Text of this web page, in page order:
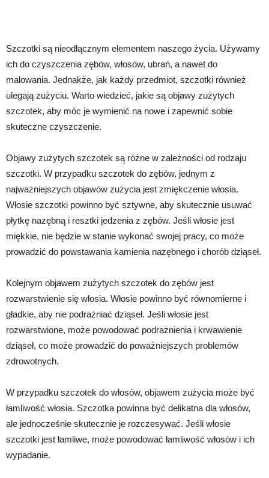
Szczotki są nieodłącznym elementem naszego życia. Używamy
ich do czyszczenia zębów, włosów, ubrań, a nawet do
malowania. Jednakże, jak każdy przedmiot, szczotki również
ulegają zużyciu. Warto wiedzieć, jakie są objawy zużytych
szczotek, aby móc je wymienić na nowe i zapewnić sobie
skuteczne czyszczenie.
Objawy zużytych szczotek są różne w zależności od rodzaju
szczotki. W przypadku szczotek do zębów, jednym z
najważniejszych objawów zużycia jest zmiękczenie włosia.
Włosie szczotki powinno być sztywne, aby skutecznie usuwać
płytkę nazębną i resztki jedzenia z zębów. Jeśli włosie jest
miękkie, nie będzie w stanie wykonać swojej pracy, co może
prowadzić do powstawania kamienia nazębnego i chorób dziąseł.
Kolejnym objawem zużytych szczotek do zębów jest
rozwarstwienie się włosia. Włosie powinno być równomierne i
gładkie, aby nie podrażniać dziąseł. Jeśli włosie jest
rozwarstwione, może powodować podrażnienia i krwawienie
dziąseł, co może prowadzić do poważniejszych problemów
zdrowotnych.
W przypadku szczotek do włosów, objawem zużycia może być
łamliwość włosia. Szczotka powinna być delikatna dla włosów,
ale jednocześnie skutecznie je rozczesywać. Jeśli włosie
szczotki jest łamliwe, może powodować łamliwość włosów i ich
wypadanie.